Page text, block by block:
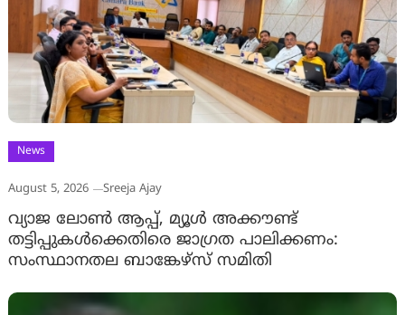
News
August 5, 2026 Sreeja Ajay
വ്യാജ ലോൺ ആപ്പ്, മ്യൂൾ അക്കൗണ്ട്
തട്ടിപ്പുകൾക്കെതിരെ ജാ​ഗ്രത പാലിക്കണം:
സംസ്ഥാനതല ബാങ്കേഴ്സ് സമിതി